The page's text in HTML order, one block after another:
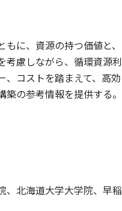
に、資源の持つ価値と、
考慮しながら、循環資源利
、コストを踏まえて、高効
の参考情報を提供する。
、北海道大学大学院、早稲